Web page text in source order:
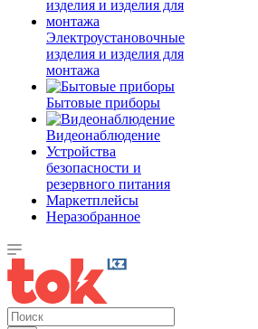
Электроустановочные
изделия и изделия для
монтажа
Бытовые приборы
Видеонаблюдение
Устройства
безопасности и
резервного питания
Маркетплейсы
Неразобранное